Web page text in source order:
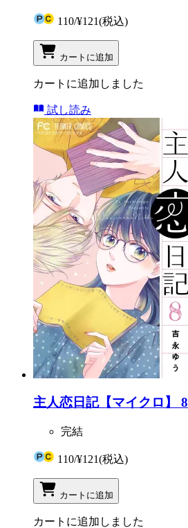
110/¥121(税込)
カートに追加
カートに追加しました
試し読み
主人恋日記【マイクロ】 8
完結
110/¥121(税込)
カートに追加
カートに追加しました